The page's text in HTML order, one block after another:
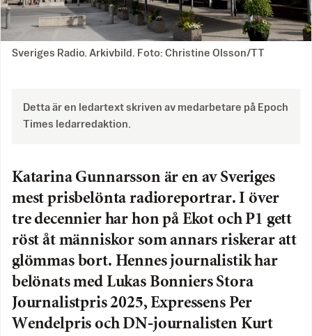
Sveriges Radio. Arkivbild. Foto: Christine Olsson/TT
Detta är en ledartext skriven av medarbetare på Epoch
Times ledarredaktion.
Katarina Gunnarsson är en av Sveriges
mest prisbelönta radioreportrar. I över
tre decennier har hon på Ekot och P1 gett
röst åt människor som annars riskerar att
glömmas bort. Hennes journalistik har
belönats med Lukas Bonniers Stora
Journalistpris 2025, Expressens Per
Wendelpris och DN-journalisten Kurt